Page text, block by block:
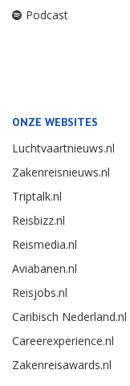
Podcast
ONZE WEBSITES
Luchtvaartnieuws.nl
Zakenreisnieuws.nl
Triptalk.nl
Reisbizz.nl
Reismedia.nl
Aviabanen.nl
Reisjobs.nl
Caribisch Nederland.nl
Careerexperience.nl
Zakenreisawards.nl